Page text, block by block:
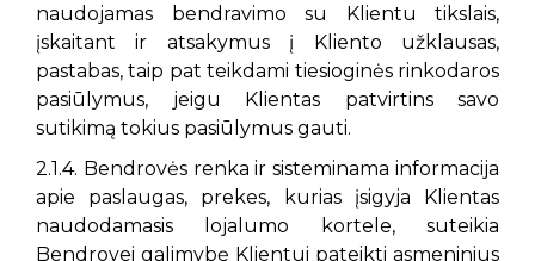
naudojamas bendravimo su Klientu tikslais,
įskaitant ir atsakymus į Kliento užklausas,
pastabas, taip pat teikdami tiesioginės rinkodaros
pasiūlymus, jeigu Klientas patvirtins savo
sutikimą tokius pasiūlymus gauti.
2.1.4. Bendrovės renka ir sisteminama informacija
apie paslaugas, prekes, kurias įsigyja Klientas
naudodamasis lojalumo kortele, suteikia
Bendrovei galimybę Klientui pateikti asmeninius